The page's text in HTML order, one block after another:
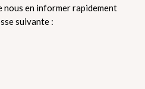
nous en informer rapidement
suivante :